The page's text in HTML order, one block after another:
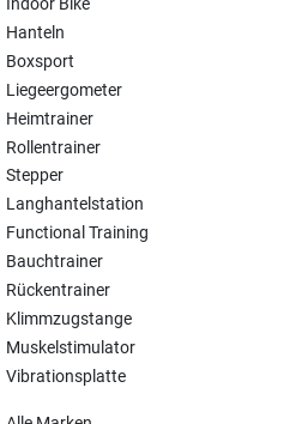
Indoor Bike
Hanteln
Boxsport
Liegeergometer
Heimtrainer
Rollentrainer
Stepper
Langhantelstation
Functional Training
Bauchtrainer
Rückentrainer
Klimmzugstange
Muskelstimulator
Vibrationsplatte